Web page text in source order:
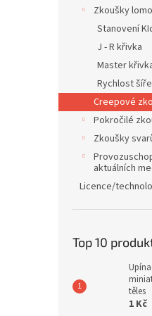
Zkoušky
Stanovení
J - R křivka
Master
Rychlost
Creepové
Pokročilé
Zkoušky
aktuálních
Licence/
Top 10
těles
1 Kč